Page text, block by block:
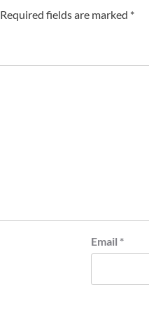
Required fields are marked *
Email *